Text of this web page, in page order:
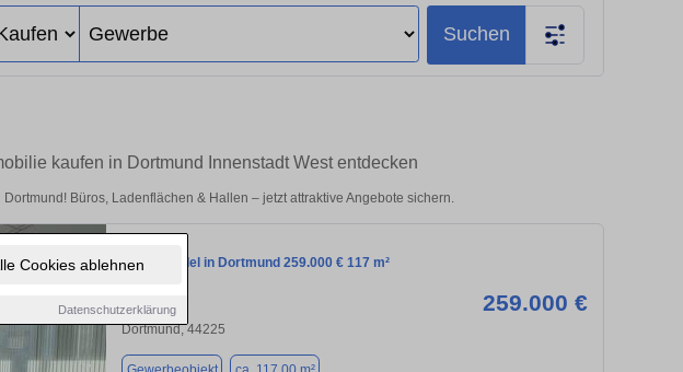
Cookies ablehnen
Datenschutzerklärung
Suchen
kaufen in Dortmund Innenstadt West entdecken
Büros, Ladenflächen & Hallen – jetzt attraktive Angebote sichern.
Einzelhandel in Dortmund 259.000 € 117 m²
259.000 €
Dortmund, 44225